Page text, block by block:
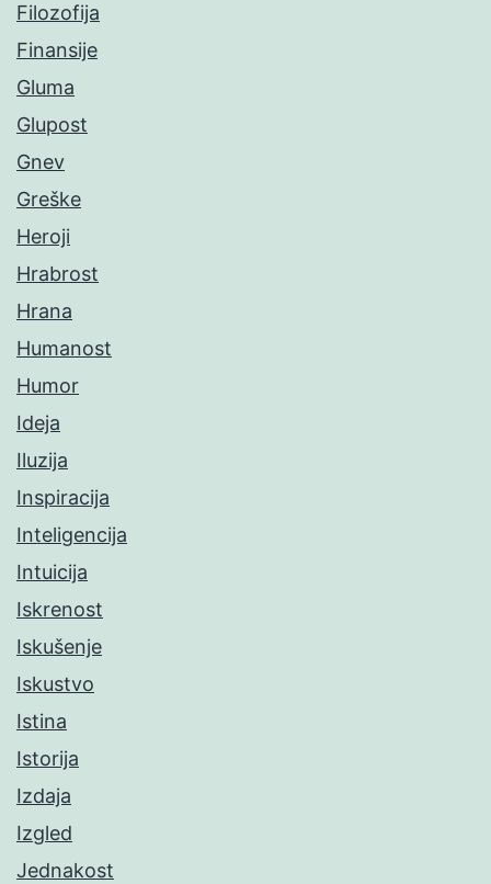
Filozofija
Finansije
Gluma
Glupost
Gnev
Greške
Heroji
Hrabrost
Hrana
Humanost
Humor
Ideja
Iluzija
Inspiracija
Inteligencija
Intuicija
Iskrenost
Iskušenje
Iskustvo
Istina
Istorija
Izdaja
Izgled
Jednakost